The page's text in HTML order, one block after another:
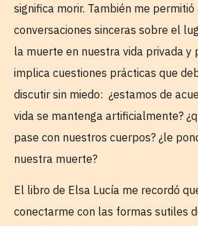
significa morir. También me
conversaciones sinceras sobre el
la muerte en nuestra vida privada y
implica cuestiones prácticas que
discutir sin miedo: ¿estamos de
vida se mantenga artificialmente?
pase con nuestros cuerpos? ¿le
nuestra muerte?
El libro de Elsa Lucía me recordó
conectarme con las formas sutiles